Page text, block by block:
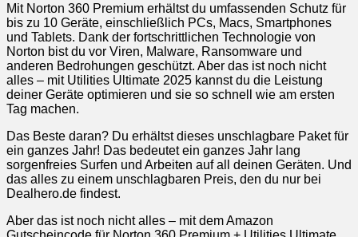
Mit Norton 360 Premium erhältst du umfassenden Schutz für
bis zu 10 Geräte, einschließlich PCs, Macs, Smartphones
und Tablets. Dank der fortschrittlichen Technologie von
Norton bist du vor Viren, Malware, Ransomware und
anderen Bedrohungen geschützt. Aber das ist noch nicht
alles – mit Utilities Ultimate 2025 kannst du die Leistung
deiner Geräte optimieren und sie so schnell wie am ersten
Tag machen.
Das Beste daran? Du erhältst dieses unschlagbare Paket für
ein ganzes Jahr! Das bedeutet ein ganzes Jahr lang
sorgenfreies Surfen und Arbeiten auf all deinen Geräten. Und
das alles zu einem unschlagbaren Preis, den du nur bei
Dealhero.de findest.
Aber das ist noch nicht alles – mit dem Amazon